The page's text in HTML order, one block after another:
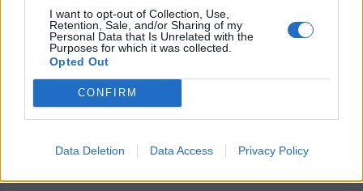
I want to opt-out of Collection, Use,
Retention, Sale, and/or Sharing of my
Personal Data that Is Unrelated with the
Purposes for which it was collected.
Opted Out
CONFIRM
Data Deletion Data Access Privacy Policy